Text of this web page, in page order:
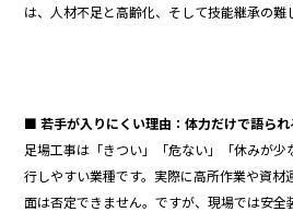
は、人材不足と高齢化、そして技能継承の難
■ 若手が入りにくい理由：体力だけで語ら
足場工事は「きつい」「危ない」「休みが
行しやすい業種です。実際に高所作業や資材
面は否定できません。ですが、現場では安全